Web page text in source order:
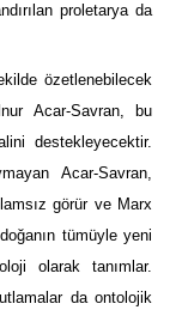
proletarya da
özetlenebilecek
Acar-Savran, bu
destekleyecektir.
Acar-Savran,
görür ve Marx
tümüyle yeni
olarak tanımlar.
da ontolojik